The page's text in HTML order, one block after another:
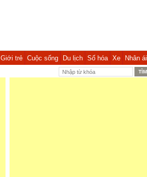
Giới trẻ Cuộc sống Du lịch Số hóa Xe Nhân ái